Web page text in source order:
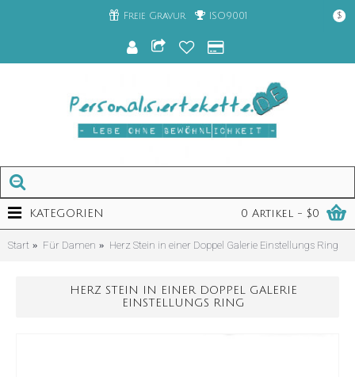
Freie Gravur ISO9001 $
0 Artikel - $0
KATEGORIEN
Start Für Damen Herz Stein in einer Doppel Galerie Einstellungs Ring
HERZ STEIN IN EINER DOPPEL GALERIE
EINSTELLUNGS RING